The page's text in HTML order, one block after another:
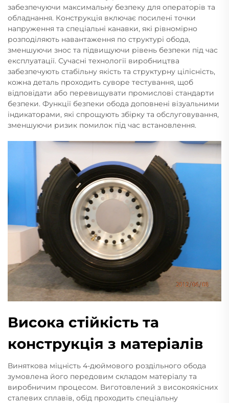
забезпечуючи максимальну безпеку для операторів та
обладнання. Конструкція включає посилені точки
напруження та спеціальні канавки, які рівномірно
розподіляють навантаження по структурі обода,
зменшуючи знос та підвищуючи рівень безпеки під час
експлуатації. Сучасні технології виробництва
забезпечують стабільну якість та структурну цілісність,
кожна деталь проходить суворе тестування, щоб
відповідати або перевищувати промислові стандарти
безпеки. Функції безпеки обода доповнені візуальними
індикаторами, які спрощують збірку та обслуговування,
зменшуючи ризик помилок під час встановлення.
Висока стійкість та
конструкція з матеріалів
Виняткова міцність 4-дюймового роздільного обода
зумовлена його передовим складом матеріалу та
виробничим процесом. Виготовлений з високоякісних
сталевих сплавів, обід проходить спеціальну